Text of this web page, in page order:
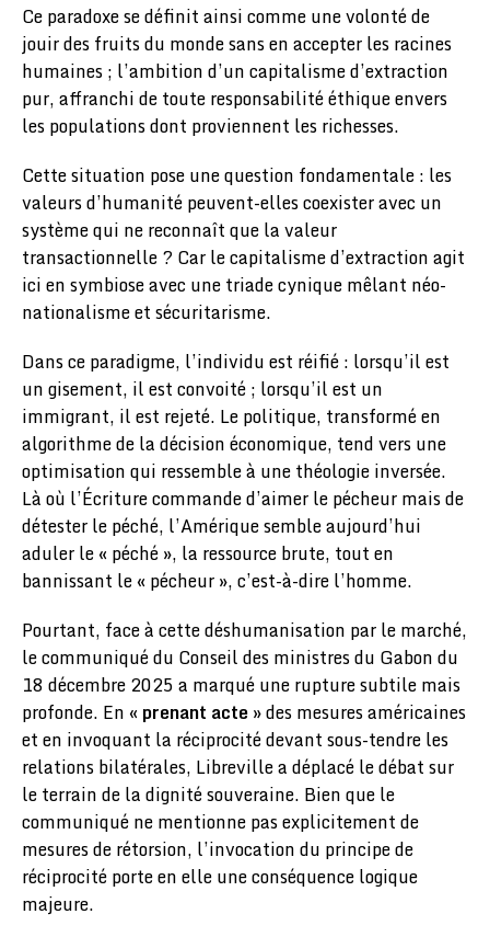
Ce paradoxe se définit ainsi comme une volonté de
jouir des fruits du monde sans en accepter les racines
humaines ; l’ambition d’un capitalisme d’extraction
pur, affranchi de toute responsabilité éthique envers
les populations dont proviennent les richesses.
​Cette situation pose une question fondamentale : les
valeurs d’humanité peuvent-elles coexister avec un
système qui ne reconnaît que la valeur
transactionnelle ? Car le capitalisme d’extraction agit
ici en symbiose avec une triade cynique mêlant néo-
nationalisme et sécuritarisme.
Dans ce paradigme, l’individu est réifié : lorsqu’il est
un gisement, il est convoité ; lorsqu’il est un
immigrant, il est rejeté. Le politique, transformé en
algorithme de la décision économique, tend vers une
optimisation qui ressemble à une théologie inversée.
Là où l’Écriture commande d’aimer le pécheur mais de
détester le péché, l’Amérique semble aujourd’hui
aduler le « péché », la ressource brute, tout en
bannissant le « pécheur », c’est-à-dire l’homme.
​Pourtant, face à cette déshumanisation par le marché,
le communiqué du Conseil des ministres du Gabon du
18 décembre 2025 a marqué une rupture subtile mais
profonde. En « prenant acte» des mesures américaines
et en invoquant la réciprocité devant sous-tendre les
relations bilatérales, Libreville a déplacé le débat sur
le terrain de la dignité souveraine. Bien que le
communiqué ne mentionne pas explicitement de
mesures de rétorsion, l’invocation du principe de
réciprocité porte en elle une conséquence logique
majeure.